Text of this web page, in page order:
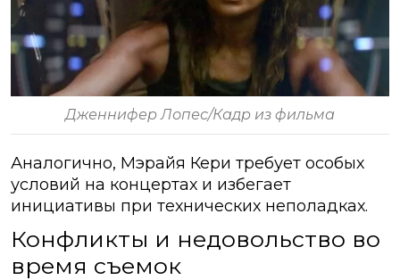
Дженнифер Лопес/Кадр из фильма
Аналогично, Мэрайя Кери требует особых
условий на концертах и избегает
инициативы при технических неполадках.
Конфликты и недовольство во
время съемок